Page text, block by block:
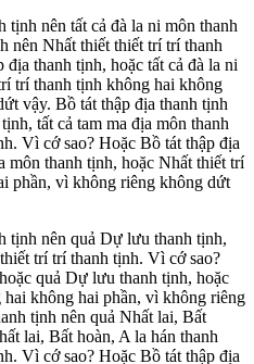
nên tất cả đà la ni môn thanh
nên Nhất thiết thiết trí trí thanh
thanh tịnh, hoặc tất cả đà la ni
trí thanh tịnh không hai không
vậy. Bồ tát thập địa thanh tịnh
tất cả tam ma địa môn thanh
Vì cớ sao? Hoặc Bồ tát thập địa
môn thanh tịnh, hoặc Nhất thiết trí
phần, vì không riêng không dứt
tịnh nên quả Dự lưu thanh tịnh,
trí trí thanh tịnh. Vì cớ sao?
quả Dự lưu thanh tịnh, hoặc
không hai phần, vì không riêng
tịnh nên quả Nhất lai, Bất
lai, Bất hoàn, A la hán thanh
Vì cớ sao? Hoặc Bồ tát thập địa